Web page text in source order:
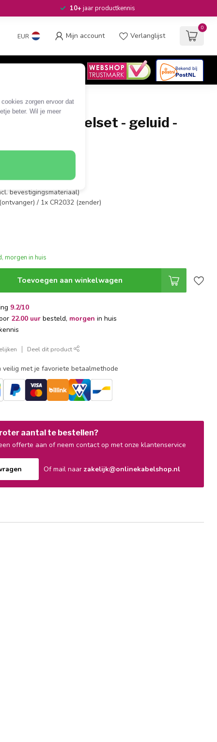
zorgen ervoor dat
beter. Wil je meer
10+jaar productkennis
EUR Mijn account Verlanglijst
0
deurbelset - geluid -
wit
uit 36 melodieën
bevestigingsmateriaal)
/ 1x CR2032 (zender)
morgen in huis
Toevoegen aan winkelwagen
9.2/10
22.00 uur besteld, morgen in huis
Deel dit product
veilig met je favoriete betaalmethode
aantal te bestellen?
offerte aan of neem contact op met onze klantenservice
Of mail naarzakelijk@onlinekabelshop.nl